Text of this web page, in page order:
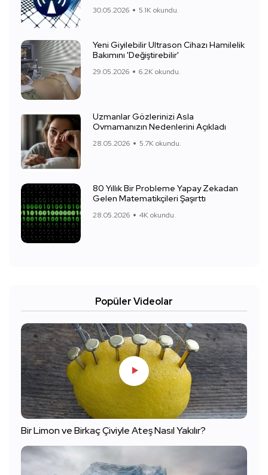
30.05.2026 5.1K okundu.
Yeni Giyilebilir Ultrason Cihazı Hamilelik
Bakımını 'Değiştirebilir'
29.05.2026 6.2K okundu.
Uzmanlar Gözlerinizi Asla
Ovmamanızın Nedenlerini Açıkladı
28.05.2026 5.7K okundu.
80 Yıllık Bir Probleme Yapay Zekadan
Gelen Matematikçileri Şaşırttı
28.05.2026 4K okundu.
Popüler Videolar
Bir Limon ve Birkaç Çiviyle Ateş Nasıl Yakılır?